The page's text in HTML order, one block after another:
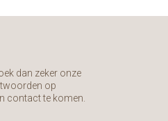
dan zeker onze
op
contact te komen.